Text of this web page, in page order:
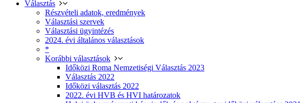
Választás
Részvételi adatok, eredmények
Választási szervek
Választási ügyintézés
2024. évi általános választások
*
Korábbi választások
Időközi Roma Nemzetiségi Választás 2023
Választás 2022
Időközi választás 2022
2022. évi HVB és HVI határozatok